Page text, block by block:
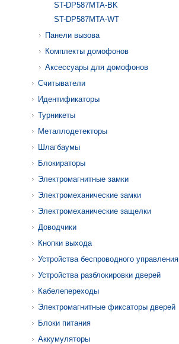
ST-DP587MTA-BK
ST-DP587MTA-WT
Панели вызова
Комплекты домофонов
Аксессуары для домофонов
Считыватели
Идентификаторы
Турникеты
Металлодетекторы
Шлагбаумы
Блокираторы
Электромагнитные замки
Электромеханические замки
Электромеханические защелки
Доводчики
Кнопки выхода
Устройства беспроводного управления
Устройства разблокировки дверей
Кабелепереходы
Электромагнитные фиксаторы дверей
Блоки питания
Аккумуляторы